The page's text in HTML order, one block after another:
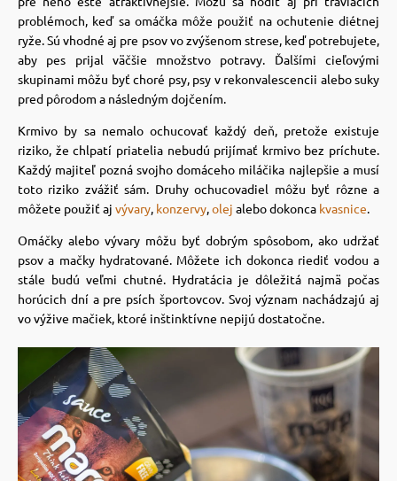
psov
psov
psov
pre psov
a ohlávky
a pelechy
mačky
mačky
mačky
podložky
poukazy
problémoch, keď sa omáčka môže použiť na ochutenie diétnej
ryže. Sú vhodné aj pre psov vo zvýšenom strese, keď potrebujete,
aby pes prijal väčšie množstvo potravy. Ďalšími cieľovými
skupinami môžu byť choré psy, psy v rekonvalescencii alebo suky
pred pôrodom a následným dojčením.
Krmivo by sa nemalo ochucovať každý deň, pretože existuje
riziko, že chlpatí priatelia nebudú prijímať krmivo bez príchute.
Každý majiteľ pozná svojho domáceho miláčika najlepšie a musí
toto riziko zvážiť sám. Druhy ochucovadiel môžu byť rôzne a
môžete použiť aj vývary, konzervy,olej alebo dokonca kvasnice.
Omáčky alebo vývary môžu byť dobrým spôsobom, ako udržať
psov a mačky hydratované. Môžete ich dokonca riediť vodou a
stále budú veľmi chutné. Hydratácia je dôležitá najmä počas
horúcich dní a pre psích športovcov. Svoj význam nachádzajú aj
vo výžive mačiek, ktoré inštinktívne nepijú dostatočne.